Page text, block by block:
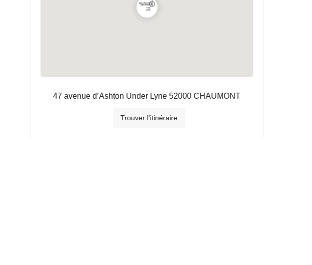
47 avenue d’Ashton Under Lyne 52000 CHAUMONT
Trouver l'itinéraire